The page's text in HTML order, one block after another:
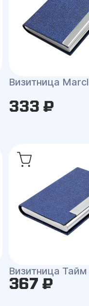
Визитница
333 ₽
Визитница Тайм
367 ₽